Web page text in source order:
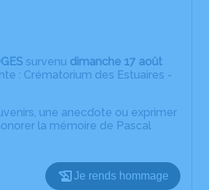
survenu dimanche 17 août
: Crématorium des Estuaires -
une anecdote ou exprimer
la mémoire de Pascal
Je rends hommage